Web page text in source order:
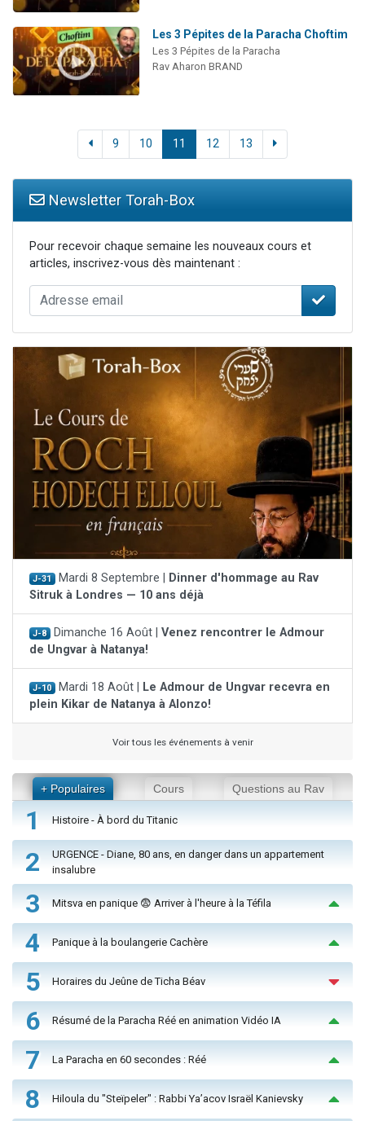
Les 3 Pépites de la Paracha Choftim
Les 3 Pépites de la Paracha
Rav Aharon BRAND
9 10 11 12 13
Newsletter Torah-Box
Pour recevoir chaque semaine les nouveaux cours et
articles, inscrivez-vous dès maintenant :
J-31 Mardi 8 Septembre |
Dinner d'hommage au Rav
Sitruk à Londres — 10 ans déjà
J-8 Dimanche 16 Août | Venez rencontrer le Admour
de Ungvar à Natanya!
J-10 Mardi 18 Août |
Le Admour de Ungvar recevra en
plein Kikar de Natanya à Alonzo!
Voir tous les événements à venir
+ Populaires Cours Questions au Rav
1 Histoire - À bord du Titanic
2
URGENCE - Diane, 80 ans, en danger dans un appartement
insalubre
3 Mitsva en panique 😨 Arriver à l'heure à la Téfila
4 Panique à la boulangerie Cachère
5 Horaires du Jeûne de Ticha Béav
6 Résumé de la Paracha Réé en animation Vidéo IA
7 La Paracha en 60 secondes : Réé
8 Hiloula du "Steïpeler" : Rabbi Ya’acov Israël Kanievsky